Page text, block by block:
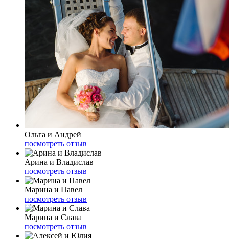
Ольга и Андрей
посмотреть отзыв
Арина и Владислав
посмотреть отзыв
Марина и Павел
посмотреть отзыв
Марина и Слава
посмотреть отзыв